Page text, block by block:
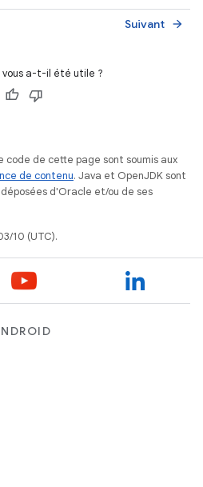
Suivant arrow_forward
vous a-t-il été utile ?
code de cette page sont soumis aux
de contenu. Java et OpenJDK sont
d'Oracle et/ou de ses
10 (UTC).